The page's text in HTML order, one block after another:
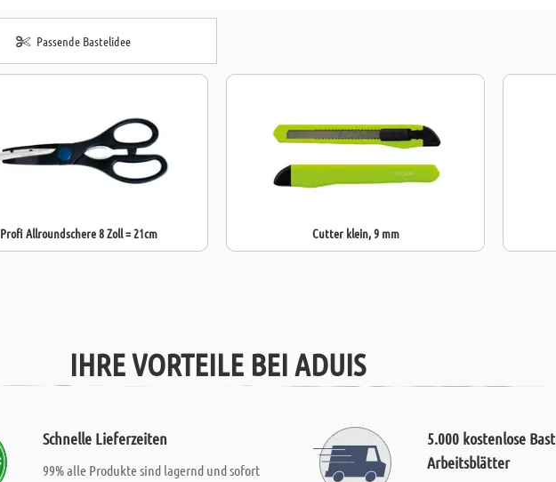
Passende Bastelidee
Profi Allroundschere 8 Zoll = 21cm Cutter klein, 9 mm
IHRE VORTEILE BEI ADUIS
Schnelle Lieferzeiten
99% alle Produkte sind lagernd und sofort
5.000 kostenlose
Arbeitsblätter